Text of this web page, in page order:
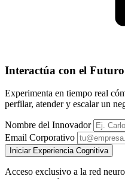
Interactúa con el Futuro
Experimenta en tiempo real
perfilar, atender y escalar un
Nombre del Innovador
Email Corporativo
Iniciar Experiencia Cognitiva
Acceso exclusivo a la red